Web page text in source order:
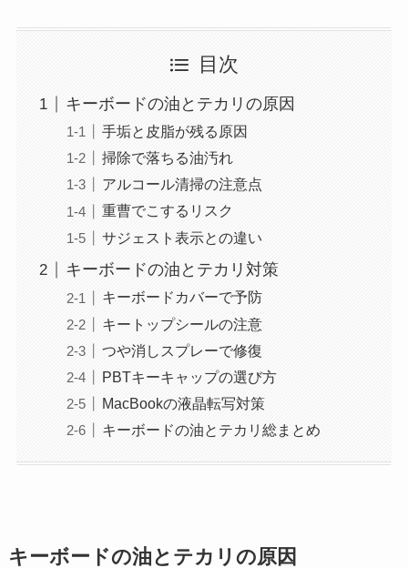
目次
キーボードの油とテカリの原因
手垢と皮脂が残る原因
掃除で落ちる油汚れ
アルコール清掃の注意点
重曹でこするリスク
サジェスト表示との違い
キーボードの油とテカリ対策
キーボードカバーで予防
キートップシールの注意
つや消しスプレーで修復
PBTキーキャップの選び方
MacBookの液晶転写対策
キーボードの油とテカリ総まとめ
キーボードの油とテカリの原因